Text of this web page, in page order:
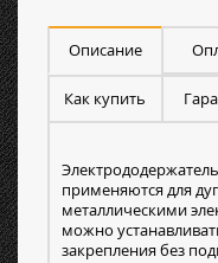
Описание
Как купить
применяются для
металлическими
можно
закрепления без